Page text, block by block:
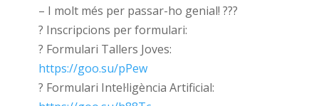
– I molt més per passar-ho genial! ???
? Inscripcions per formulari:
? Formulari Tallers Joves:
https://goo.su/pPew
? Formulari Intel·ligència Artificial: